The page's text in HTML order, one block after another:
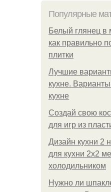
Популярные
Белый глянец в
как правильно
плитки
Лучшие
кухне.
кухне
Создай свою
для игр из
Дизайн кухни 2
для кухни 2х2
холодильником
Нужно ли